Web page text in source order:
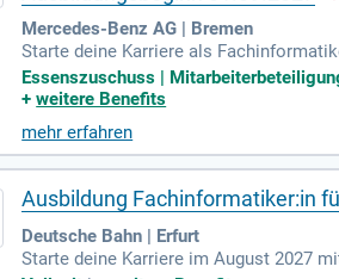
Mercedes-Benz AG | Bremen
Starte deine Karriere als
eginnt und im letzten Jahr bis zu 1.434
ancen. Bewirb dich bequem online und
ertretung unter sbv-
Essenszuschuss |
+weitere Benefits
mehr erfahren
Ausbildung Fachinformatiker:in
Deutsche Bahn | Erfurt
Starte deine Karriere im August 2027